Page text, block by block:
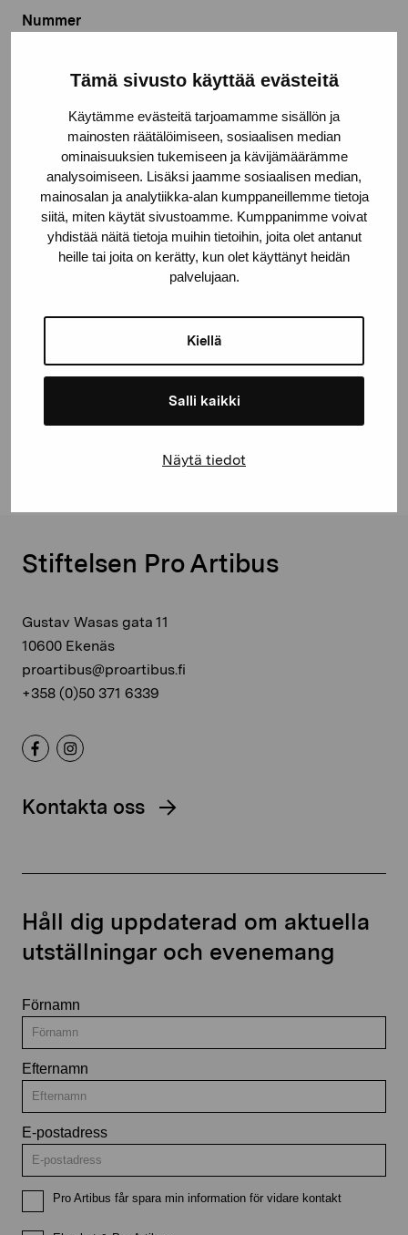
Tämä sivusto käyttää evästeitä
Käytämme evästeitä tarjoamamme sisällön ja
mainosten räätälöimiseen, sosiaalisen median
ominaisuuksien tukemiseen ja kävijämäärämme
analysoimiseen. Lisäksi jaamme sosiaalisen median,
mainosalan ja analytiikka-alan kumppaneillemme tietoja
siitä, miten käytät sivustoamme. Kumppanimme voivat
yhdistää näitä tietoja muihin tietoihin, joita olet antanut
heille tai joita on kerätty, kun olet käyttänyt heidän
palvelujaan.
Kiellä
Salli kaikki
Näytä tiedot
Nummer
Mått / längd
170,0 x 100,0 x 40,0 cm
2011
Teknik
Keramik
Dela:
Stiftelsen Pro Artibus
Gustav Wasas gata 11
10600 Ekenäs
proartibus@proartibus.fi
+358 (0)50 371 6339
Kontakta oss
Håll dig uppdaterad om aktuella
utställningar och evenemang
Förnamn
Efternamn
E-postadress
Pro Artibus får spara min information för vidare kontakt